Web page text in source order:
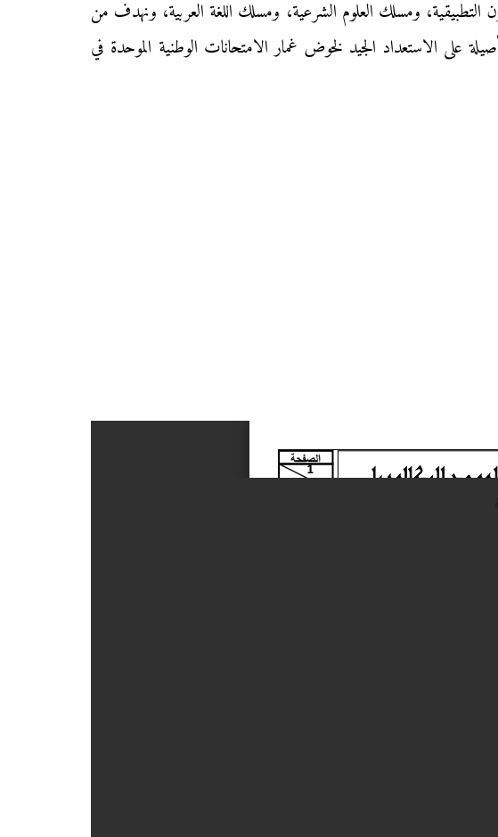
التطبيقية، ومسلك العلوم الشرعية، ومسلك اللغة العربية، ونهدف من
على الاستعداد الجيد لخوض غمار الامتحانات الوطنية الموحدة في